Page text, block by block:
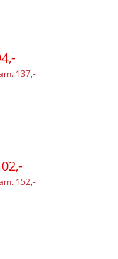
137,-
152,-